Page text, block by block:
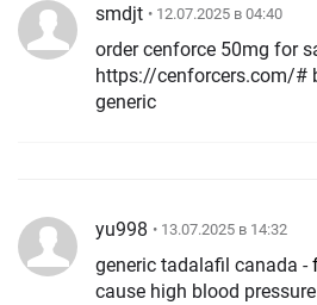
smdjt • 12.07.2025 в 04:40
order cenforce 50mg for
https://cenforcers.com/# buy cenforce 50mg
generic
yu998 • 13.07.2025 в 14:32
generic tadalafil canada -
cause high blood pressure